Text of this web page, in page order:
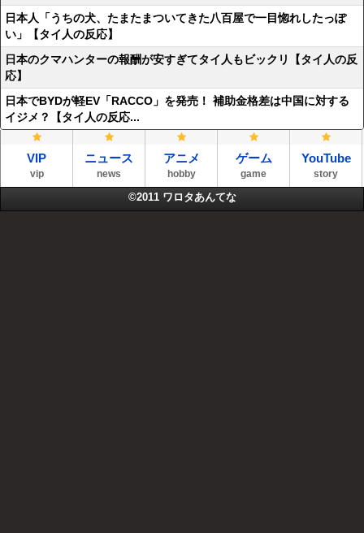
日本人「うちの犬、たまたまついてきた八百屋で一目惚れしたっぽ
い」【タイ人の反応】
日本のクマハンターの報酬が安すぎてタイ人もビックリ【タイ人の反
応】
日本でBYDが軽EV「RACCO」を発売！ 補助金格差は中国に対する
イジメ？【タイ人の反応...
VIP
vip
ニュース
news
アニメ
hobby
ゲーム
game
YouTube
story
©2011 ワロタあんてな